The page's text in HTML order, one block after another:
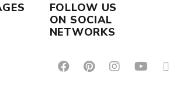
FOLLOW US
ON SOCIAL
NETWORKS